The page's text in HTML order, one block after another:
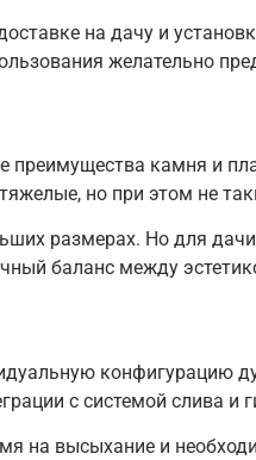
на дачу и
желательно
преимущества камня и
но при этом не
размерах. Но для
баланс между
конфигурацию
с системой слива и
на высыхание и